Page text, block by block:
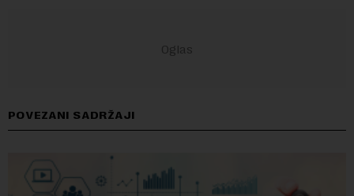
POVEZANI SADRŽAJI